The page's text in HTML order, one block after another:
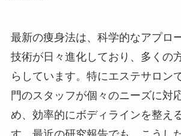
最新の痩身法は、科学的なアプロ
技術が日々進化しており、多くの
らしています。特にエステサロン
門のスタッフが個々のニーズに対
め、効率的にボディラインを整え